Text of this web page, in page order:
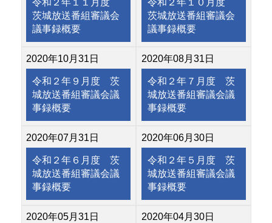
茨城放送番組審議会
議事録概要
茨城放送番組審議会
議事録概要
2020年10月31日
令和２年９月度 茨
城放送番組審議会議
事録概要
2020年08月31日
令和２年７月度 茨
城放送番組審議会議
事録概要
2020年07月31日
令和２年６月度 茨
城放送番組審議会議
事録概要
2020年06月30日
令和２年５月度 茨
城放送番組審議会議
事録概要
2020年05月31日 2020年04月30日